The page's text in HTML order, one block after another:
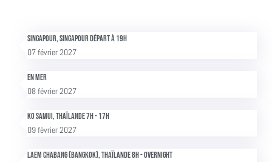
Singapour, Singapour Départ à 19h
07 février 2027
En mer
08 février 2027
Ko Samui, Thaïlande 7h - 17h
09 février 2027
Laem Chabang (Bangkok), Thaïlande 8h - overnight